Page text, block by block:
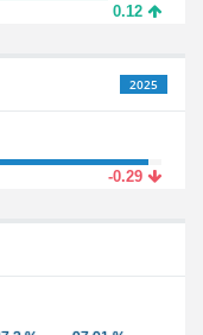
0.12
2025
-0.29